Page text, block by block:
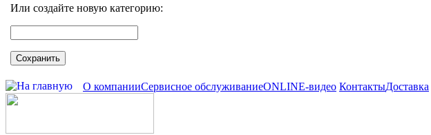
Или создайте новую категорию:
Сохранить
О компанииСервисное обслуживаниеONLINE-видео КонтактыДоставка